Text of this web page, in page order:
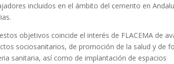
incluidos en el ámbito del cemento en
objetivos coincide el interés de FLACEMA de
sociosanitarios, de promoción de la salud y de
sanitaria, así como de implantación de espacios